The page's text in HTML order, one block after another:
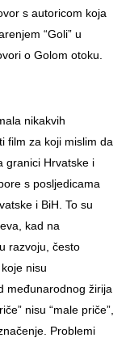
s autoricom koja
“Goli” u
o Golom otoku.
nikakvih
film za koji mislim da
granici Hrvatske i
s posljedicama
i BiH. To su
kad na
razvoju, često
nisu
međunarodnog žirija
nisu “male priče”,
Problemi